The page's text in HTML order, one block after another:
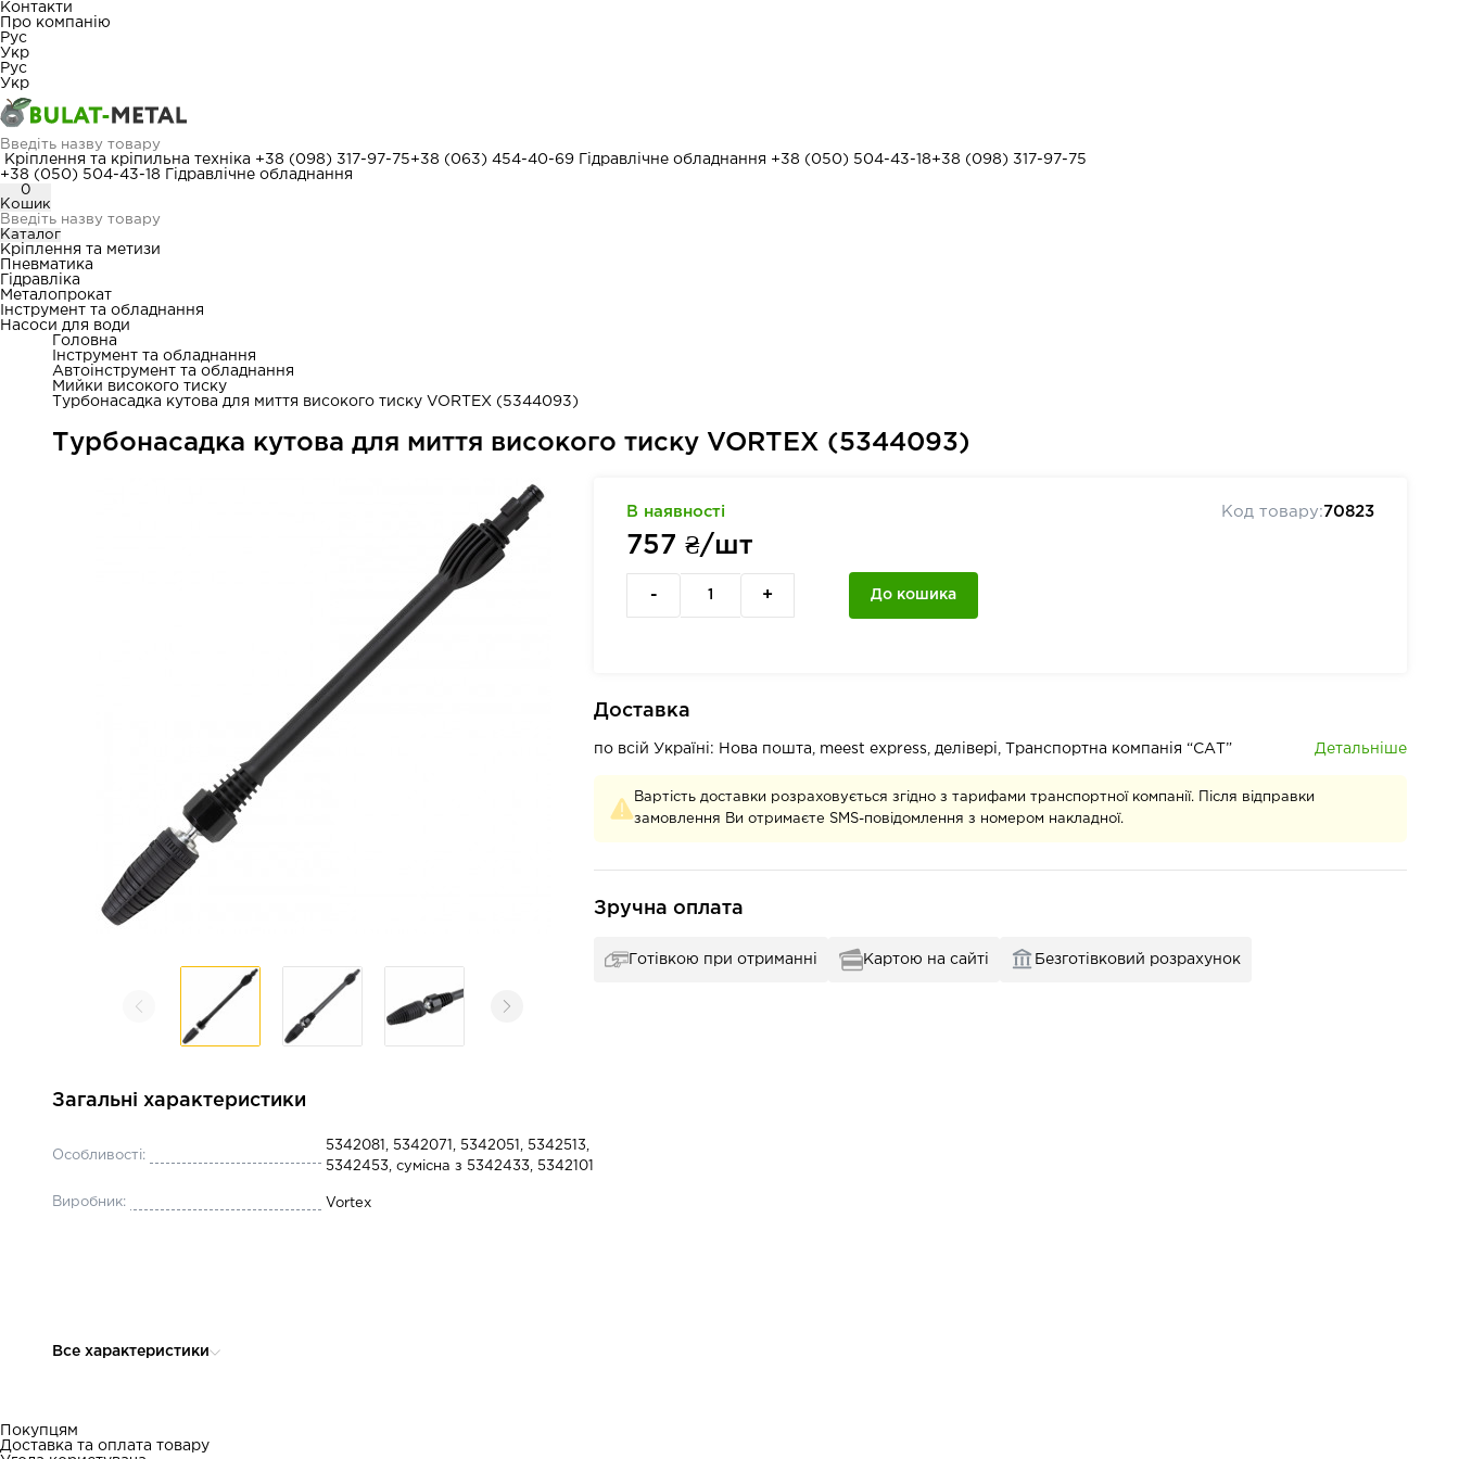
Контакти
Про компанію
Рус
Укр
Рус
Укр
Кріплення та кріпильна техніка +38 (098) 317-97-75+38 (063) 454-40-69 Гідравлічне обладнання +38 (050) 504-43-18+38 (098) 317-97-75
+38 (050) 504-43-18
Гідравлічне обладнання
0
Кошик
Каталог
Кріплення та метизи
Пневматика
Гідравліка
Металопрокат
Інструмент та обладнання
Насоси для води
Головна
Інструмент та обладнання
Автоінструмент та обладнання
Мийки високого тиску
Турбонасадка кутова для миття високого тиску VORTEX (5344093)
Турбонасадка кутова для миття високого тиску VORTEX (5344093)
В наявності
757 ₴/шт
Код товару:70823
- + До кошика
Доставка
по всій Україні: Нова пошта, meest express, делівері, Транспортна компанія “САТ” Детальніше
Вартість доставки розраховується згідно з тарифами транспортної компанії. Після відправки
замовлення Ви отримаєте SMS-повідомлення з номером накладної.
Зручна оплата
Готівкою при отриманні Картою на сайті Безготівковий розрахунок
Загальні характеристики
Особливості:
5342081, 5342071, 5342051, 5342513,
5342453, сумісна з 5342433, 5342101
Виробник: Vortex
Все характеристики
Покупцям
Доставка та оплата товару